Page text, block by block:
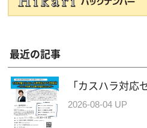
最近の記事
「カスハラ対応
2026-08-04 UP